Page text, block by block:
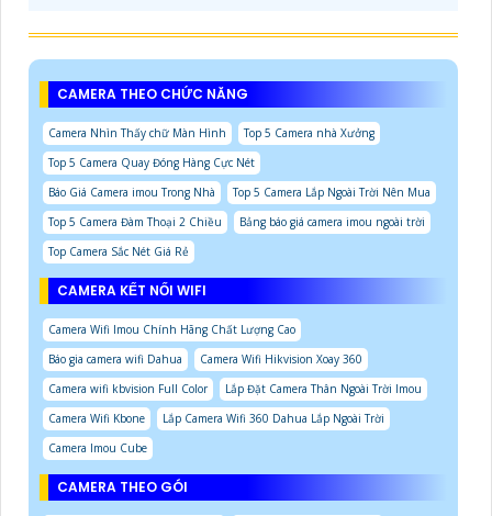
CAMERA THEO CHỨC NĂNG
Camera Nhìn Thấy chữ Màn Hình
Top 5 Camera nhà Xưởng
Top 5 Camera Quay Đóng Hàng Cực Nét
Báo Giá Camera imou Trong Nhà
Top 5 Camera Lắp Ngoài Trời Nên Mua
Top 5 Camera Đàm Thoại 2 Chiều
Bảng báo giá camera imou ngoài trời
Top Camera Sắc Nét Giá Rẻ
CAMERA KẾT NỐI WIFI
Camera Wifi Imou Chính Hãng Chất Lượng Cao
Báo gia camera wifi Dahua
Camera Wifi Hikvision Xoay 360
Camera wifi kbvision Full Color
Lắp Đặt Camera Thân Ngoài Trời Imou
Camera Wifi Kbone
Lắp Camera Wifi 360 Dahua Lắp Ngoài Trời
Camera Imou Cube
CAMERA THEO GÓI